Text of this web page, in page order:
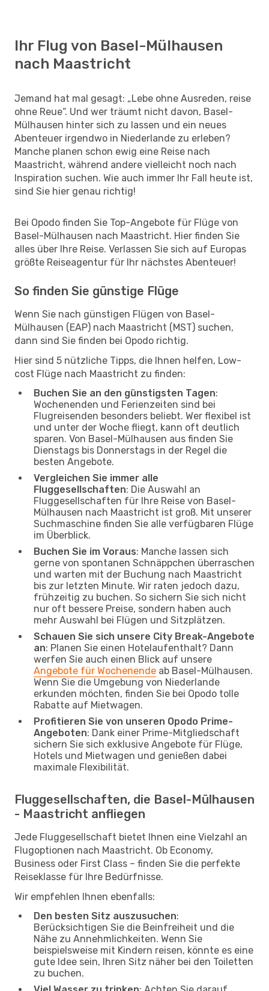
Ihr Flug von Basel-Mülhausen
nach Maastricht
Jemand hat mal gesagt: „Lebe ohne Ausreden, reise
ohne Reue“. Und wer träumt nicht davon, Basel-
Mülhausen hinter sich zu lassen und ein neues
Abenteuer irgendwo in Niederlande zu erleben?
Manche planen schon ewig eine Reise nach
Maastricht, während andere vielleicht noch nach
Inspiration suchen. Wie auch immer Ihr Fall heute ist,
sind Sie hier genau richtig!
Bei Opodo finden Sie Top-Angebote für Flüge von
Basel-Mülhausen nach Maastricht. Hier finden Sie
alles über Ihre Reise. Verlassen Sie sich auf Europas
größte Reiseagentur für Ihr nächstes Abenteuer!
So finden Sie günstige Flüge
Wenn Sie nach günstigen Flügen von Basel-
Mülhausen (EAP) nach Maastricht (MST) suchen,
dann sind Sie finden bei Opodo richtig.
Hier sind 5 nützliche Tipps, die Ihnen helfen, Low-
cost Flüge nach Maastricht zu finden:
Buchen Sie an den günstigsten Tagen:
Wochenenden und Ferienzeiten sind bei
Flugreisenden besonders beliebt. Wer flexibel ist
und unter der Woche fliegt, kann oft deutlich
sparen. Von Basel-Mülhausen aus finden Sie
Dienstags bis Donnerstags in der Regel die
besten Angebote.
Vergleichen Sie immer alle
Fluggesellschaften: Die Auswahl an
Fluggesellschaften für Ihre Reise von Basel-
Mülhausen nach Maastricht ist groß. Mit unserer
Suchmaschine finden Sie alle verfügbaren Flüge
im Überblick.
Buchen Sie im Voraus: Manche lassen sich
gerne von spontanen Schnäppchen überraschen
und warten mit der Buchung nach Maastricht
bis zur letzten Minute. Wir raten jedoch dazu,
frühzeitig zu buchen. So sichern Sie sich nicht
nur oft bessere Preise, sondern haben auch
mehr Auswahl bei Flügen und Sitzplätzen.
Schauen Sie sich unsere City Break-Angebote
an: Planen Sie einen Hotelaufenthalt? Dann
werfen Sie auch einen Blick auf unsere
Angebote für Wochenende ab Basel-Mülhausen.
Wenn Sie die Umgebung von Niederlande
erkunden möchten, finden Sie bei Opodo tolle
Rabatte auf Mietwagen.
Profitieren Sie von unseren Opodo Prime-
Angeboten: Dank einer Prime-Mitgliedschaft
sichern Sie sich exklusive Angebote für Flüge,
Hotels und Mietwagen und genießen dabei
maximale Flexibilität.
Fluggesellschaften, die Basel-Mülhausen
- Maastricht anfliegen
Jede Fluggesellschaft bietet Ihnen eine Vielzahl an
Flugoptionen nach Maastricht. Ob Economy,
Business oder First Class – finden Sie die perfekte
Reiseklasse für Ihre Bedürfnisse.
Wir empfehlen Ihnen ebenfalls:
Den besten Sitz auszusuchen:
Berücksichtigen Sie die Beinfreiheit und die
Nähe zu Annehmlichkeiten. Wenn Sie
beispielsweise mit Kindern reisen, könnte es eine
gute Idee sein, Ihren Sitz näher bei den Toiletten
zu buchen.